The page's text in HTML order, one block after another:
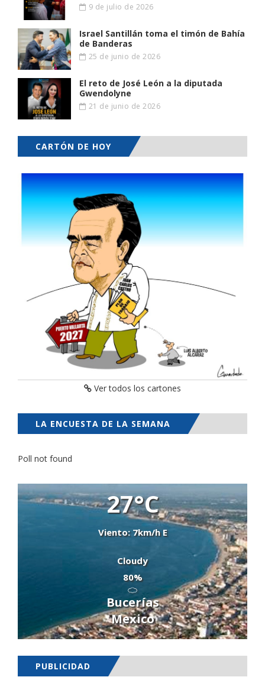
9 de julio de 2026
Israel Santillán toma el timón de Bahía
de Banderas
25 de junio de 2026
El reto de José León a la diputada
Gwendolyne
21 de junio de 2026
CARTÓN DE HOY
Ver todos los cartones
LA ENCUESTA DE LA SEMANA
Poll not found
27°C
Viento: 7km/h E
Cloudy
80%
Bucerías
Mexico
PUBLICIDAD